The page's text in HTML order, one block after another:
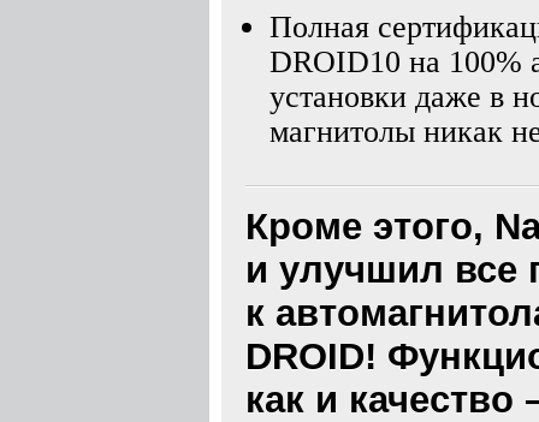
Полная
DROID10 на 100%
установки даже в
магнитолы никак
Кроме этого,
и улучшил все
к
DROID!
как и качество